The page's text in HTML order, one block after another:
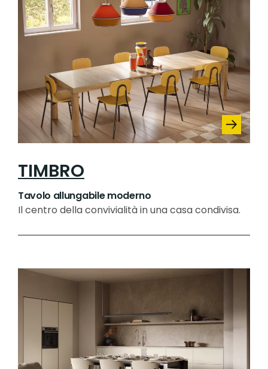
TIMBRO
Tavolo allungabile moderno
Il centro della convivialità in una casa condivisa.